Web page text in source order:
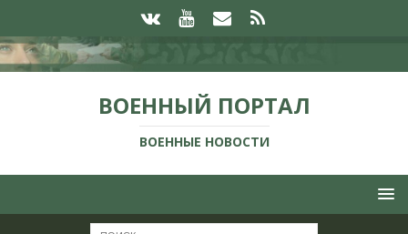
ВОЕННЫЙ ПОРТАЛ
ВОЕННЫЕ НОВОСТИ